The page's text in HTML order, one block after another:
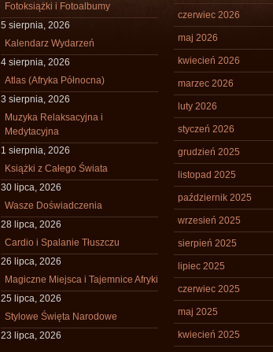
Fotoksiążki i Fotoalbumy
5 sierpnia, 2026
Kalendarz Wydarzeń
4 sierpnia, 2026
Atlas (Afryka Północna)
3 sierpnia, 2026
Muzyka Relaksacyjna i
Medytacyjna
1 sierpnia, 2026
Książki z Całego Świata
30 lipca, 2026
Wasze Doświadczenia
28 lipca, 2026
Cardio i Spalanie Tłuszczu
26 lipca, 2026
Magiczne Miejsca i Tajemnice Afryki
25 lipca, 2026
Stylowe Święta Narodowe
23 lipca, 2026
czerwiec 2026
maj 2026
kwiecień 2026
marzec 2026
luty 2026
styczeń 2026
grudzień 2025
listopad 2025
październik 2025
wrzesień 2025
sierpień 2025
lipiec 2025
czerwiec 2025
maj 2025
kwiecień 2025